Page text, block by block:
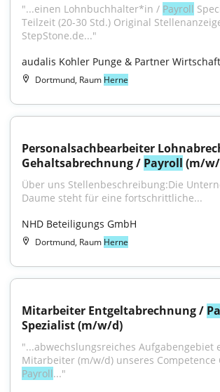
"...einen Lohnbuchhalter*in / Payroll
Teilzeit (20-30 Std.) Original
StepStone.de..."
audalis Kohler Punge & Partner
Dortmund, Raum Herne
Personalsachbearbeiter
Gehaltsabrechnung / Payroll (m/
Über uns Stellenbeschreibung:Die
Daume steht für eine fortschrittliche...
NHD Beteiligungs GmbH
Dortmund, Raum Herne
Mitarbeiter Entgeltabrechnung /
Spezialist (m/w/d)
"...abwechslungsreiches Aufgabengebiet
Payroll..."